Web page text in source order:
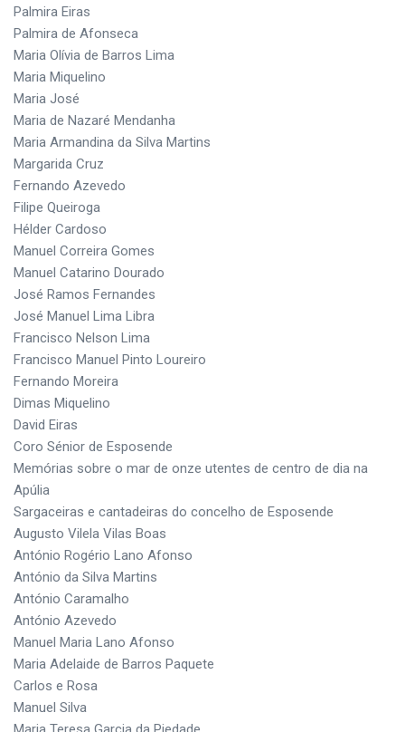
Palmira Eiras
Palmira de Afonseca
Maria Olívia de Barros Lima
Maria Miquelino
Maria José
Maria de Nazaré Mendanha
Maria Armandina da Silva Martins
Margarida Cruz
Fernando Azevedo
Filipe Queiroga
Hélder Cardoso
Manuel Correira Gomes
Manuel Catarino Dourado
José Ramos Fernandes
José Manuel Lima Libra
Francisco Nelson Lima
Francisco Manuel Pinto Loureiro
Fernando Moreira
Dimas Miquelino
David Eiras
Coro Sénior de Esposende
Memórias sobre o mar de onze utentes de centro de dia na
Apúlia
Sargaceiras e cantadeiras do concelho de Esposende
Augusto Vilela Vilas Boas
António Rogério Lano Afonso
António da Silva Martins
António Caramalho
António Azevedo
Manuel Maria Lano Afonso
Maria Adelaide de Barros Paquete
Carlos e Rosa
Manuel Silva